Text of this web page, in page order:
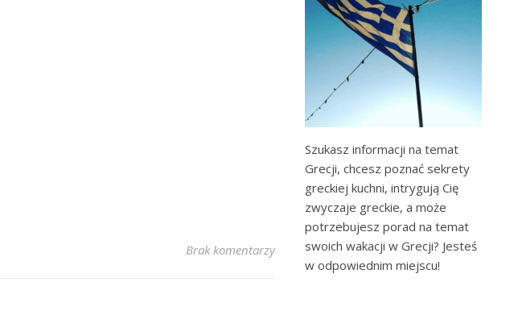
Brak komentarzy
Szukasz informacji na temat
Grecji, chcesz poznać sekrety
greckiej kuchni, intrygują Cię
zwyczaje greckie, a może
potrzebujesz porad na temat
swoich wakacji w Grecji? Jesteś
w odpowiednim miejscu!